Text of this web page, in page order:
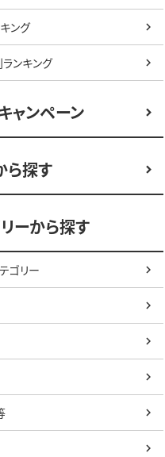
ング
ンキング
ャンペーン
ら探す
ーから探す
ゴリー